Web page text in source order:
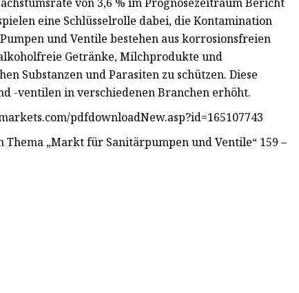
von 3,6 % im Prognosezeitraum Bericht
eine Schlüsselrolle dabei, die Kontamination
und Ventile bestehen aus korrosionsfreien
Getränke, Milchprodukte und
Substanzen und Parasiten zu schützen. Diese
-ventilen in verschiedenen Branchen erhöht.
pdfdownloadNew.asp?id=165107743
„Markt für Sanitärpumpen und Ventile“ 159 –